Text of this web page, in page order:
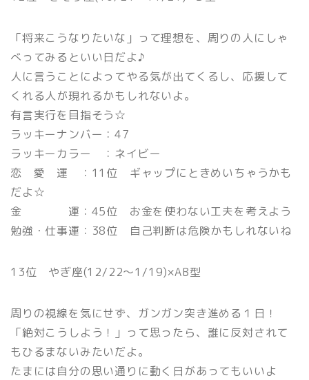
「将来こうなりたいな」って理想を、周りの人にしゃ
べってみるといい日だよ♪
人に言うことによってやる気が出てくるし、応援して
くれる人が現れるかもしれないよ。
有言実行を目指そう☆
ラッキーナンバー：47
ラッキーカラー ：ネイビー
恋 愛 運 ：11位 ギャップにときめいちゃうかも
だよ☆
金 運：45位 お金を使わない工夫を考えよう
勉強・仕事運：38位 自己判断は危険かもしれないね
13位 やぎ座(12/22〜1/19)×AB型
周りの視線を気にせず、ガンガン突き進める１日！
「絶対こうしよう！」って思ったら、誰に反対されて
もひるまないみたいだよ。
たまには自分の思い通りに動く日があってもいいよ